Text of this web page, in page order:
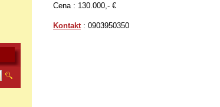
Cena : 130.000,- €
Kontakt: 0903950350